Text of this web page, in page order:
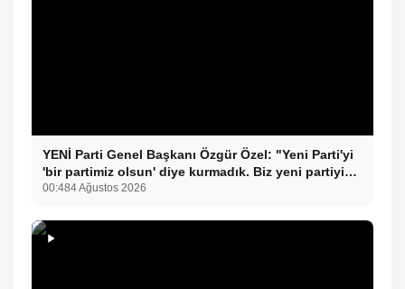
YENİ Parti Genel Başkanı Özgür Özel: "Yeni Parti'yi
'bir partimiz olsun' diye kurmadık. Biz yeni partiyi
iktidar olsun, milleti iktidara getirsin diye kurduk."
00:484 Ağustos 2026